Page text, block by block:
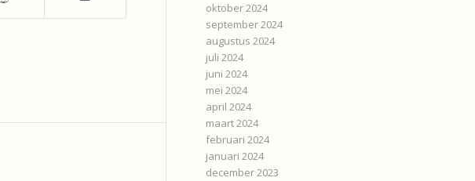
oktober 2024
september 2024
augustus 2024
juli 2024
juni 2024
mei 2024
april 2024
maart 2024
februari 2024
januari 2024
december 2023